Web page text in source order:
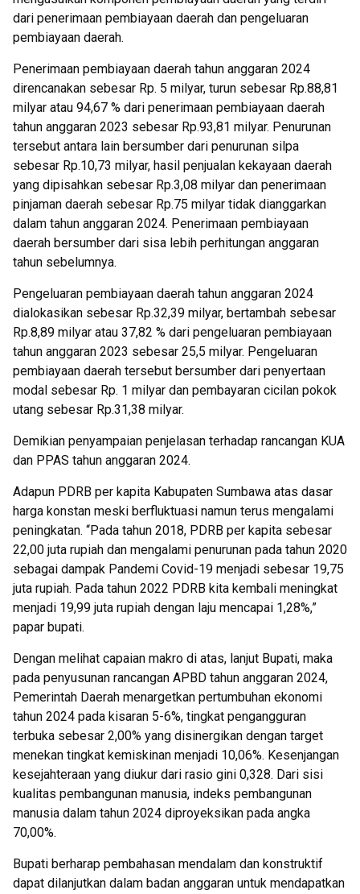
dari penerimaan pembiayaan daerah dan pengeluaran
pembiayaan daerah.
Penerimaan pembiayaan daerah tahun anggaran 2024
direncanakan sebesar Rp. 5 milyar, turun sebesar Rp.88,81
milyar atau 94,67 % dari penerimaan pembiayaan daerah
tahun anggaran 2023 sebesar Rp.93,81 milyar. Penurunan
tersebut antara lain bersumber dari penurunan silpa
sebesar Rp.10,73 milyar, hasil penjualan kekayaan daerah
yang dipisahkan sebesar Rp.3,08 milyar dan penerimaan
pinjaman daerah sebesar Rp.75 milyar tidak dianggarkan
dalam tahun anggaran 2024. Penerimaan pembiayaan
daerah bersumber dari sisa lebih perhitungan anggaran
tahun sebelumnya.
Pengeluaran pembiayaan daerah tahun anggaran 2024
dialokasikan sebesar Rp.32,39 milyar, bertambah sebesar
Rp.8,89 milyar atau 37,82 % dari pengeluaran pembiayaan
tahun anggaran 2023 sebesar 25,5 milyar. Pengeluaran
pembiayaan daerah tersebut bersumber dari penyertaan
modal sebesar Rp. 1 milyar dan pembayaran cicilan pokok
utang sebesar Rp.31,38 milyar.
Demikian penyampaian penjelasan terhadap rancangan KUA
dan PPAS tahun anggaran 2024.
Adapun PDRB per kapita Kabupaten Sumbawa atas dasar
harga konstan meski berfluktuasi namun terus mengalami
peningkatan. “Pada tahun 2018, PDRB per kapita sebesar
22,00 juta rupiah dan mengalami penurunan pada tahun 2020
sebagai dampak Pandemi Covid-19 menjadi sebesar 19,75
juta rupiah. Pada tahun 2022 PDRB kita kembali meningkat
menjadi 19,99 juta rupiah dengan laju mencapai 1,28%,”
papar bupati.
Dengan melihat capaian makro di atas, lanjut Bupati, maka
pada penyusunan rancangan APBD tahun anggaran 2024,
Pemerintah Daerah menargetkan pertumbuhan ekonomi
tahun 2024 pada kisaran 5-6%, tingkat pengangguran
terbuka sebesar 2,00% yang disinergikan dengan target
menekan tingkat kemiskinan menjadi 10,06%. Kesenjangan
kesejahteraan yang diukur dari rasio gini 0,328. Dari sisi
kualitas pembangunan manusia, indeks pembangunan
manusia dalam tahun 2024 diproyeksikan pada angka
70,00%.
Bupati berharap pembahasan mendalam dan konstruktif
dapat dilanjutkan dalam badan anggaran untuk mendapatkan